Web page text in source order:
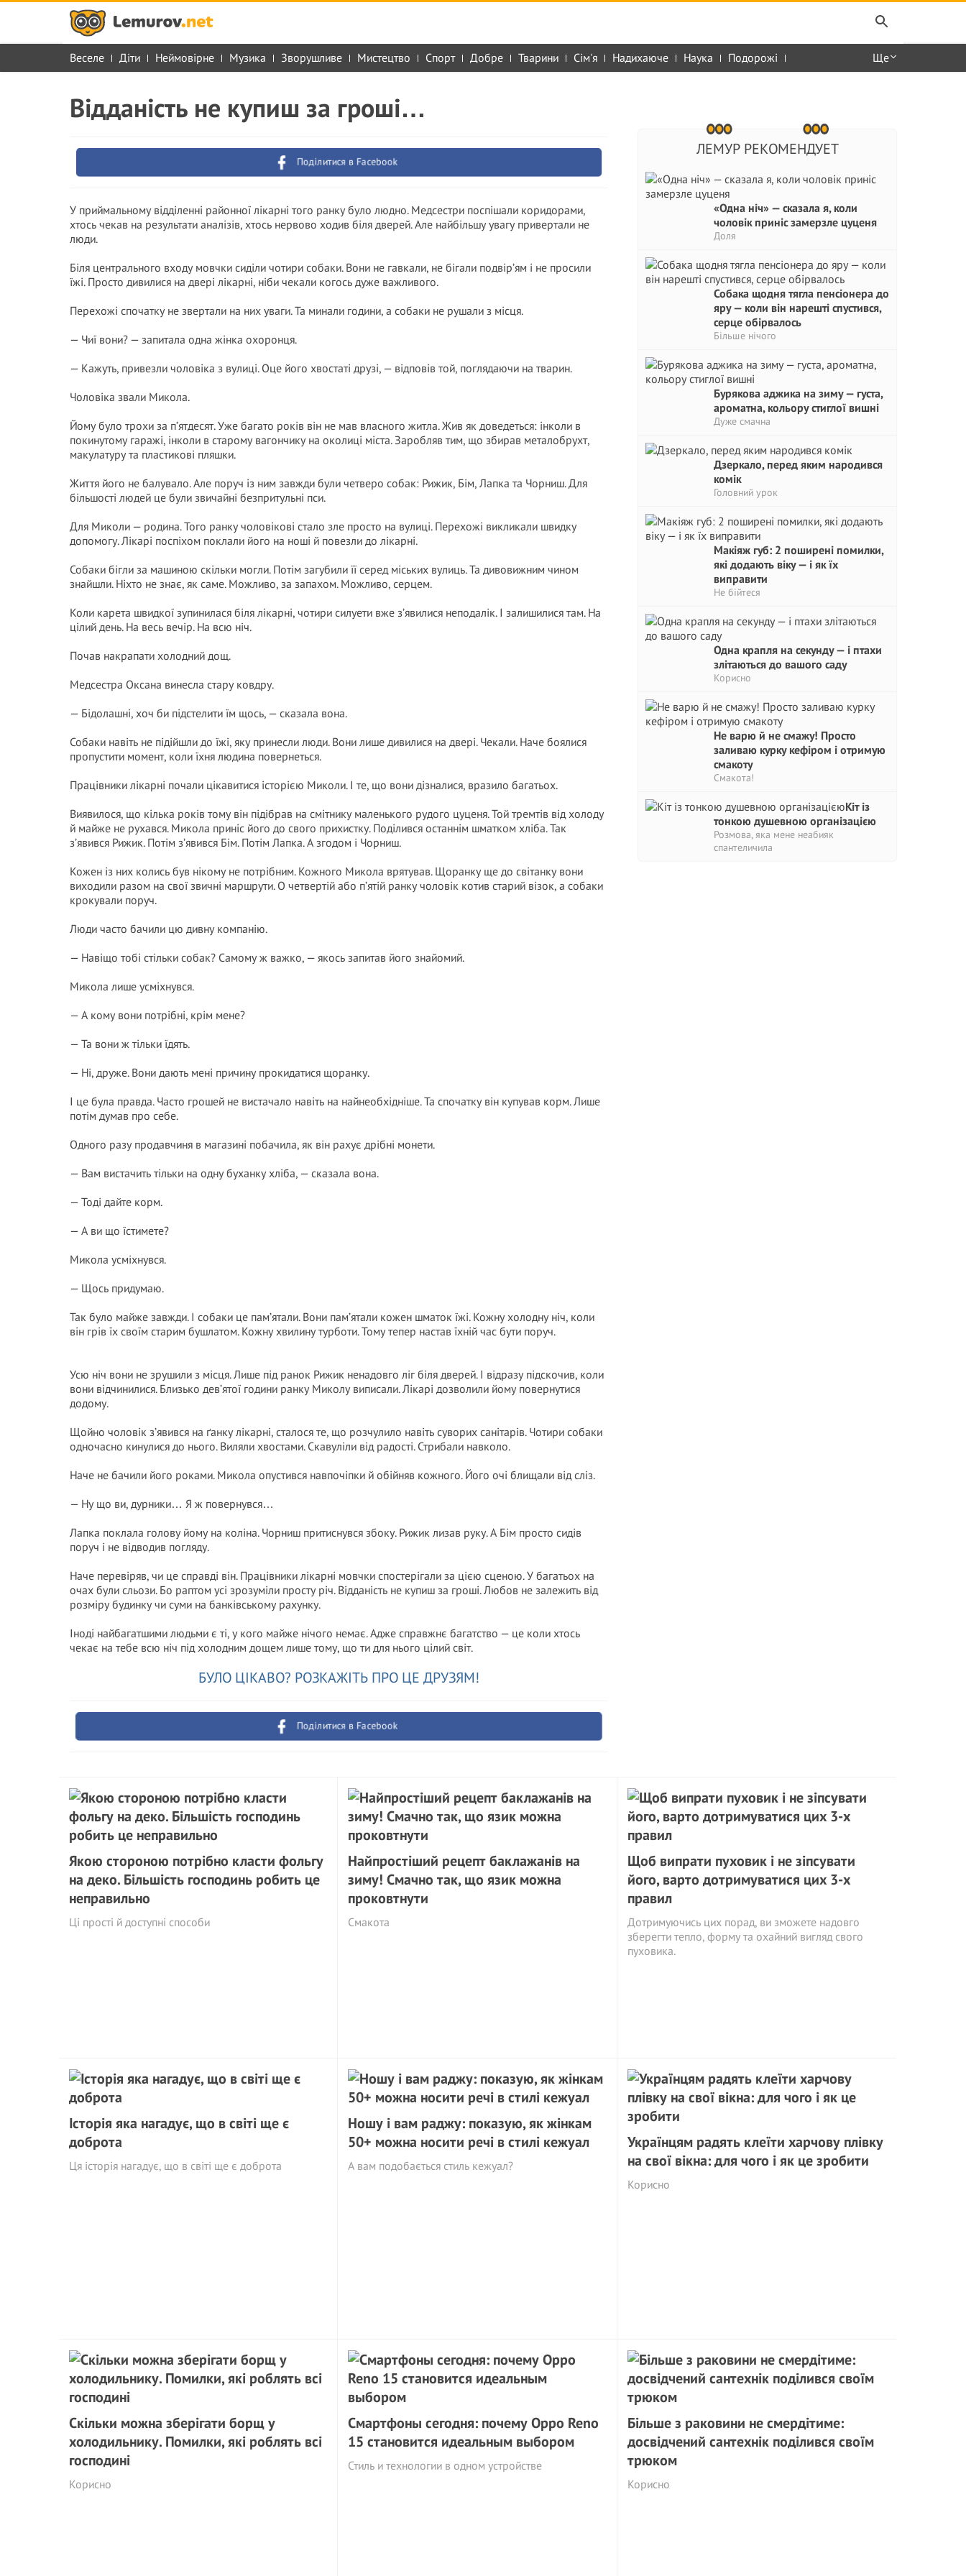
Веселе Діти Неймовірне Музика Зворушливе Мистецтво Спорт Добре Тварини Сім'я Надихаюче Наука Подорожі Ще
ЛЕМУР РЕКОМЕНДУЕТ
«Одна ніч» — сказала я, коли
чоловік приніс замерзле цуценя
Доля
Собака щодня тягла пенсіонера до
яру — коли він нарешті спустився,
серце обірвалось
Більше нічого
Бурякова аджика на зиму — густа,
ароматна, кольору стиглої вишні
Дуже смачна
Дзеркало, перед яким народився
комік
Головний урок
Макіяж губ: 2 поширені помилки,
які додають віку — і як їх
виправити
Не бійтеся
Одна крапля на секунду — і птахи
злітаються до вашого саду
Корисно
Не варю й не смажу! Просто
заливаю курку кефіром і отримую
смакоту
Смакота!
Кіт із
тонкою душевною організацією
Розмова, яка мене неабияк
спантеличила
Відданість не купиш за гроші…
Поділитися в Facebook
У приймальному відділенні районної лікарні того ранку було людно. Медсестри поспішали коридорами,
хтось чекав на результати аналізів, хтось нервово ходив біля дверей. Але найбільшу увагу привертали не
люди.
Біля центрального входу мовчки сиділи чотири собаки. Вони не гавкали, не бігали подвір’ям і не просили
їжі. Просто дивилися на двері лікарні, ніби чекали когось дуже важливого.
Перехожі спочатку не звертали на них уваги. Та минали години, а собаки не рушали з місця.
— Чиї вони? — запитала одна жінка охоронця.
— Кажуть, привезли чоловіка з вулиці. Оце його хвостаті друзі, — відповів той, поглядаючи на тварин.
Чоловіка звали Микола.
Йому було трохи за п’ятдесят. Уже багато років він не мав власного житла. Жив як доведеться: інколи в
покинутому гаражі, інколи в старому вагончику на околиці міста. Заробляв тим, що збирав металобрухт,
макулатуру та пластикові пляшки.
Життя його не балувало. Але поруч із ним завжди були четверо собак: Рижик, Бім, Лапка та Чорниш. Для
більшості людей це були звичайні безпритульні пси.
Для Миколи — родина. Того ранку чоловікові стало зле просто на вулиці. Перехожі викликали швидку
допомогу. Лікарі поспіхом поклали його на ноші й повезли до лікарні.
Собаки бігли за машиною скільки могли. Потім загубили її серед міських вулиць. Та дивовижним чином
знайшли. Ніхто не знає, як саме. Можливо, за запахом. Можливо, серцем.
Коли карета швидкої зупинилася біля лікарні, чотири силуети вже з’явилися неподалік. І залишилися там. На
цілий день. На весь вечір. На всю ніч.
Почав накрапати холодний дощ.
Медсестра Оксана винесла стару ковдру.
— Бідолашні, хоч би підстелити їм щось, — сказала вона.
Собаки навіть не підійшли до їжі, яку принесли люди. Вони лише дивилися на двері. Чекали. Наче боялися
пропустити момент, коли їхня людина повернеться.
Працівники лікарні почали цікавитися історією Миколи. І те, що вони дізналися, вразило багатьох.
Виявилося, що кілька років тому він підібрав на смітнику маленького рудого цуценя. Той тремтів від холоду
й майже не рухався. Микола приніс його до свого прихистку. Поділився останнім шматком хліба. Так
з’явився Рижик. Потім з’явився Бім. Потім Лапка. А згодом і Чорниш.
Кожен із них колись був нікому не потрібним. Кожного Микола врятував. Щоранку ще до світанку вони
виходили разом на свої звичні маршрути. О четвертій або п’ятій ранку чоловік котив старий візок, а собаки
крокували поруч.
Люди часто бачили цю дивну компанію.
— Навіщо тобі стільки собак? Самому ж важко, — якось запитав його знайомий.
Микола лише усміхнувся.
— А кому вони потрібні, крім мене?
— Та вони ж тільки їдять.
— Ні, друже. Вони дають мені причину прокидатися щоранку.
І це була правда. Часто грошей не вистачало навіть на найнеобхідніше. Та спочатку він купував корм. Лише
потім думав про себе.
Одного разу продавчиня в магазині побачила, як він рахує дрібні монети.
— Вам вистачить тільки на одну буханку хліба, — сказала вона.
— Тоді дайте корм.
— А ви що їстимете?
Микола усміхнувся.
— Щось придумаю.
Так було майже завжди. І собаки це пам’ятали. Вони пам’ятали кожен шматок їжі. Кожну холодну ніч, коли
він грів їх своїм старим бушлатом. Кожну хвилину турботи. Тому тепер настав їхній час бути поруч.
Усю ніч вони не зрушили з місця. Лише під ранок Рижик ненадовго ліг біля дверей. І відразу підскочив, коли
вони відчинилися. Близько дев’ятої години ранку Миколу виписали. Лікарі дозволили йому повернутися
додому.
Щойно чоловік з’явився на ґанку лікарні, сталося те, що розчулило навіть суворих санітарів. Чотири собаки
одночасно кинулися до нього. Виляли хвостами. Скавуліли від радості. Стрибали навколо.
Наче не бачили його роками. Микола опустився навпочіпки й обійняв кожного. Його очі блищали від сліз.
— Ну що ви, дурники… Я ж повернувся…
Лапка поклала голову йому на коліна. Чорниш притиснувся збоку. Рижик лизав руку. А Бім просто сидів
поруч і не відводив погляду.
Наче перевіряв, чи це справді він. Працівники лікарні мовчки спостерігали за цією сценою. У багатьох на
очах були сльози. Бо раптом усі зрозуміли просту річ. Відданість не купиш за гроші. Любов не залежить від
розміру будинку чи суми на банківському рахунку.
Іноді найбагатшими людьми є ті, у кого майже нічого немає. Адже справжнє багатство — це коли хтось
чекає на тебе всю ніч під холодним дощем лише тому, що ти для нього цілий світ.
БУЛО ЦІКАВО? РОЗКАЖІТЬ ПРО ЦЕ ДРУЗЯМ!
Поділитися в Facebook
Якою стороною потрібно класти фольгу
на деко. Більшість господинь робить це
неправильно
Ці прості й доступні способи
Найпростіший рецепт баклажанів на
зиму! Смачно так, що язик можна
проковтнути
Смакота
Щоб випрати пуховик і не зіпсувати
його, варто дотримуватися цих 3-х
правил
Дотримуючись цих порад, ви зможете надовго
зберегти тепло, форму та охайний вигляд свого
пуховика.
Історія яка нагадує, що в світі ще є
доброта
Ця історія нагадує, що в світі ще є доброта
Ношу і вам раджу: показую, як жінкам
50+ можна носити речі в стилі кежуал
А вам подобається стиль кежуал?
Українцям радять клеїти харчову плівку
на свої вікна: для чого і як це зробити
Корисно
Скільки можна зберігати борщ у
холодильнику. Помилки, які роблять всі
господині
Корисно
Смартфоны сегодня: почему Oppo Reno
15 становится идеальным выбором
Стиль и технологии в одном устройстве
Більше з раковини не смердітиме:
досвідчений сантехнік поділився своїм
трюком
Корисно